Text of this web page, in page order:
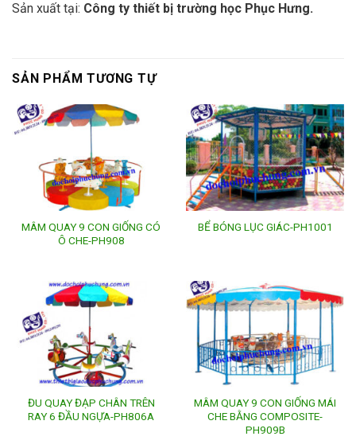
Sản xuất tại: Công ty thiết bị trường học Phục Hưng.
SẢN PHẨM TƯƠNG TỰ
MÂM QUAY 9 CON GIỐNG CÓ
Ô CHE-PH908
BỂ BÓNG LỤC GIÁC-PH1001
ĐU QUAY ĐẠP CHÂN TRÊN
RAY 6 ĐẦU NGỰA-PH806A
MÂM QUAY 9 CON GIỐNG MÁI
CHE BẰNG COMPOSITE-
PH909B